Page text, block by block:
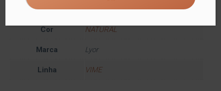
Dimensões 23 × 24 × 6 cm
Cor NATURAL
Marca Lyor
Linha VIME